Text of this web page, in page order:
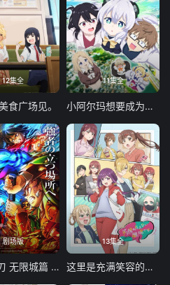
12集全
食广场见。
11集全
小阿尔玛想要成为家人
剧场版
鬼灭之刃 无限城篇 第一章 猗窝座再袭
13集全
这里是充满笑容的职场。